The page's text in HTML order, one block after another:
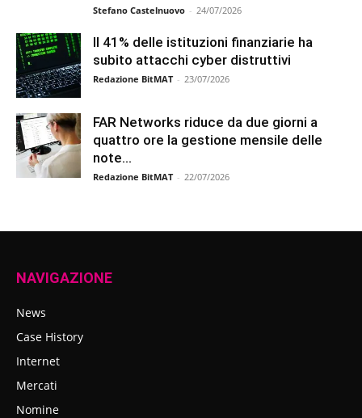
Stefano Castelnuovo - 24/07/2026
Il 41% delle istituzioni finanziarie ha
subito attacchi cyber distruttivi
Redazione BitMAT - 23/07/2026
FAR Networks riduce da due giorni a
quattro ore la gestione mensile delle
note...
Redazione BitMAT - 22/07/2026
NAVIGAZIONE
News
Case History
Internet
Mercati
Nomine